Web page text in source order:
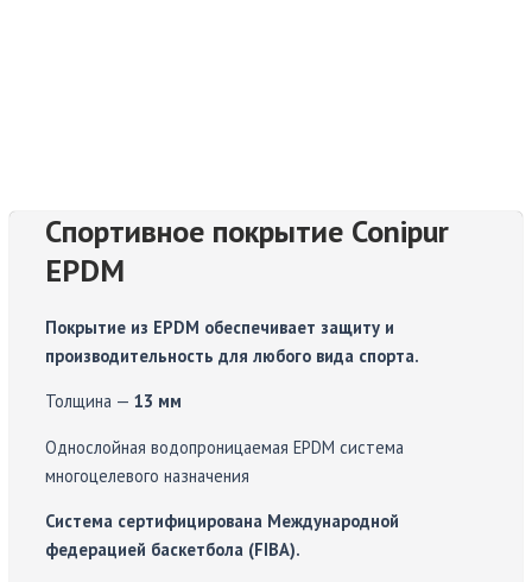
Спортивное покрытие Conipur
EPDM
Покрытие из EPDM обеспечивает защиту и
производительность для любого вида спорта.
Толщина — 13 мм
Однослойная водопроницаемая EPDM система
многоцелевого назначения
Система сертифицирована Международной
федерацией баскетбола (FIBA).